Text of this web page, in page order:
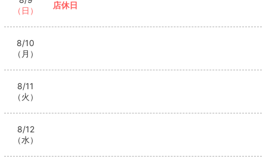
（日）
店休日
8/10
（月）
8/11
（火）
8/12
（水）